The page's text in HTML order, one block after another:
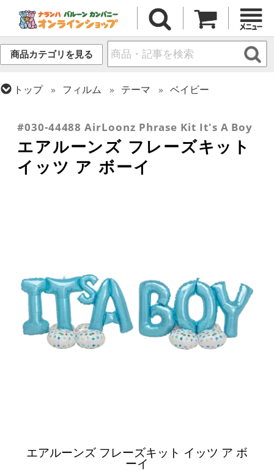
商品カテゴリを見る
トップ フィルム テーマ
ベイビー
#030-44488 AirLoonz Phrase Kit It's A Boy
エアルーンズ フレーズキット
イッツ ア ボーイ
エアルーンズ フレーズキット イッツ ア ボ
ーイ